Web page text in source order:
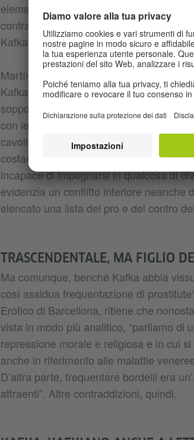
elementi di grande attrattiva per gli
contrasto tra un aspetto fisico e intimo
Kafka che dobbiamo al suo amico Max
Martínez Salazar esprime anche la sua
Kafka, a volte molto ambiguo e
sopportare per così tanto tempo il tira e
con le sue lettere. Lui si comportava
cavoli dell’orto ma nemmeno permette
costantemente delle lettere, ma allo
incapace di impegnarsi in qualcosa di
evidenzia un conflitto interiore neanche
elencato una lista dei pro e dei contro
TRASCENDENTALE, MA FIGLIO
Ma comunque, benché Kafka abbia
così assidua frequentazione di
Erotico di Barcellona, ritiene che
vista in modo più analitico, “parliamo di
repressione morale e religiosa e in cui
anche in riferimento alle malattie
D’altra parte, frequentare bordelli era
attraenti”. Altre contraddizioni, quindi.